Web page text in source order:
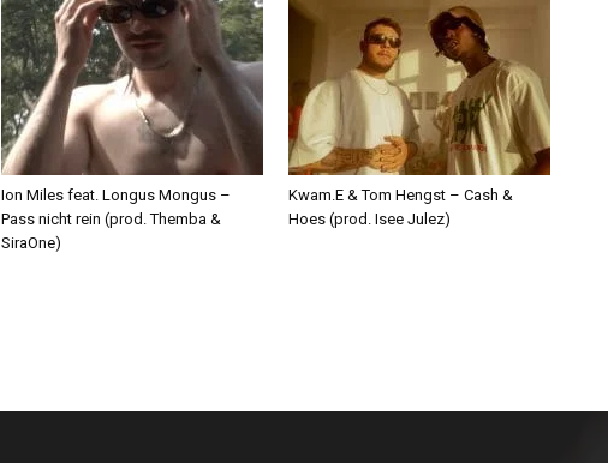
Ion Miles feat. Longus Mongus –
Pass nicht rein (prod. Themba &
SiraOne)
Kwam.E & Tom Hengst – Cash &
Hoes (prod. Isee Julez)